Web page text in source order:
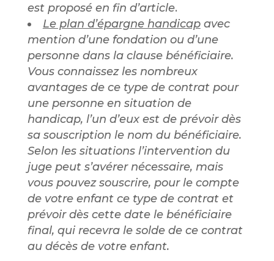
est proposé en fin d’article.
Le plan d’épargne handicapavec
mention d’une fondation ou d’une
personne dans la clause bénéficiaire.
Vous connaissez les nombreux
avantages de ce type de contrat pour
une personne en situation de
handicap, l’un d’eux est de prévoir dès
sa souscription le nom du bénéficiaire.
Selon les situations l’intervention du
juge peut s’avérer nécessaire, mais
vous pouvez souscrire, pour le compte
de votre enfant ce type de contrat et
prévoir dès cette date le bénéficiaire
final, qui recevra le solde de ce contrat
au décès de votre enfant.